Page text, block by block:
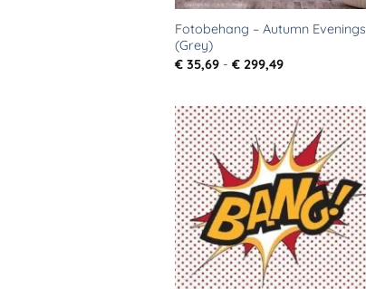
Fotobehang – Autumn Evenings
(Grey)
€ 35,69 - € 299,49Prijsklasse:
Toevoegen
aan
verlanglijst